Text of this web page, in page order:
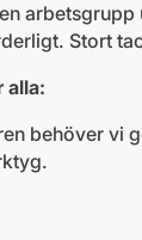
Stort
alla:
behöver vi